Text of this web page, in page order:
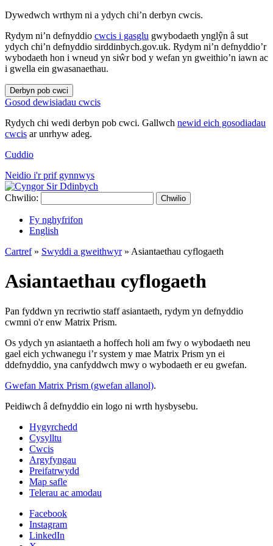
Dywedwch wrthym ni a ydych chi’n derbyn cwcis.
Rydym ni’n defnyddio cwcis i gasglu gwybodaeth ynglŷn â sut
ydych chi’n defnyddio sirddinbych.gov.uk. Rydym ni’n defnyddio’r
wybodaeth hon i wneud yn siŵr bod y wefan yn gweithio’n iawn ac
i gwella ein gwasanaethau.
Derbyn pob cwci
Gosod dewisiadau cwcis
Rydych chi wedi derbyn pob cwci. Gallwch newid eich gosodiadau
cwcis ar unrhyw adeg.
Cuddio
Neidio i'r prif gynnwys
Chwilio: Chwilio
Fy nghyfrifon
English
Cartref» Swyddi a gweithwyr» Asiantaethau cyflogaeth
Asiantaethau cyflogaeth
Pan fyddwn yn recriwtio staff asiantaeth, rydym yn defnyddio
cwmni o'r enw Matrix Prism.
Os ydych yn asiantaeth a hoffech holi am fwy o wybodaeth neu
gael eich ychwanegu i’r system y mae Matrix Prism yn ei
ddefnyddio, yna canfyddwch mwy o wybodaeth er eu gwefan.
Gwefan Matrix Prism (gwefan allanol).
Peidiwch â defnyddio ein logo ni wrth hysbysebu.
Hygyrchedd
Cysylltu
Cwcis
Argyfyngau
Preifatrwydd
Map safle
Telerau ac amodau
Facebook
Instagram
LinkedIn